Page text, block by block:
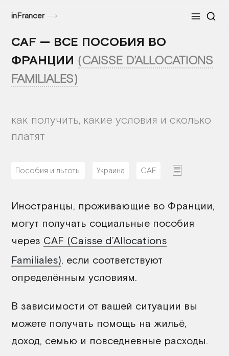
inFrancer⟶ Меню
CAF — ВСЕ ПОСОБИЯ ВО
ФРАНЦИИ (CAISSE D’ALLOCATIONS
FAMILIALES)
как получить, какие условия и сколько
платят
Пособия и льготы Украина CAF
Иностранцы, проживающие во Франции,
могут получать социальные пособия
через CAF (Caisse d’Allocations
Familiales), если соответствуют
определённым условиям.
В зависимости от вашей ситуации вы
можете получать помощь на жильё,
доход, семью и повседневные расходы.